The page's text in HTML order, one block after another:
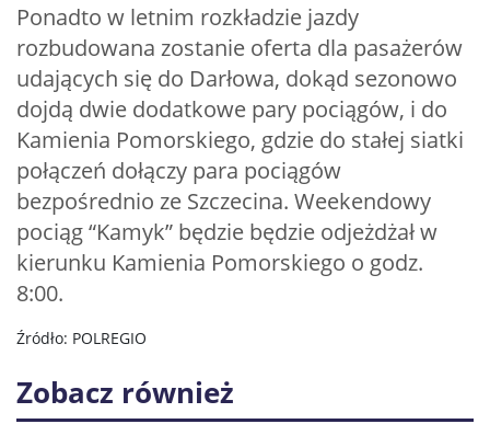
Ponadto w letnim rozkładzie jazdy
rozbudowana zostanie oferta dla pasażerów
udających się do Darłowa, dokąd sezonowo
dojdą dwie dodatkowe pary pociągów, i do
Kamienia Pomorskiego, gdzie do stałej siatki
połączeń dołączy para pociągów
bezpośrednio ze Szczecina. Weekendowy
pociąg “Kamyk” będzie będzie odjeżdżał w
kierunku Kamienia Pomorskiego o godz.
8:00.
Źródło: POLREGIO
Zobacz również